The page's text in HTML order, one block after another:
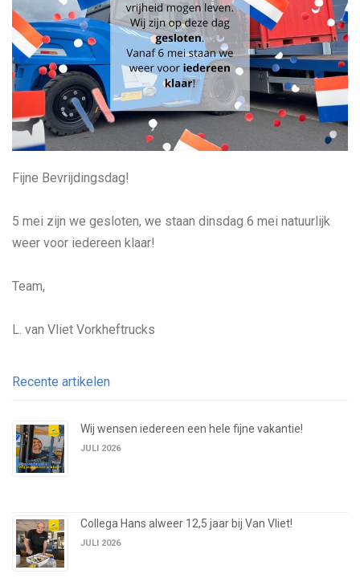
Fijne Bevrijdingsdag!
5 mei zijn we gesloten, we staan dinsdag 6 mei natuurlijk
weer voor iedereen klaar!
Team,
L. van Vliet Vorkheftrucks
Recente artikelen
Wij wensen iedereen een hele fijne vakantie!
JULI 2026
Collega Hans alweer 12,5 jaar bij Van Vliet!
JULI 2026